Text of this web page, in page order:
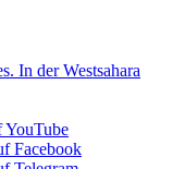
In der Westsahara
YouTube
Facebook